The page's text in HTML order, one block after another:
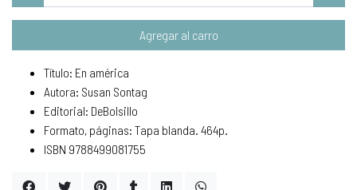
Agregar al carro
Título: En américa
Autora: Susan Sontag
Editorial: DeBolsillo
Formato, páginas: Tapa blanda. 464p.
ISBN 9788499081755